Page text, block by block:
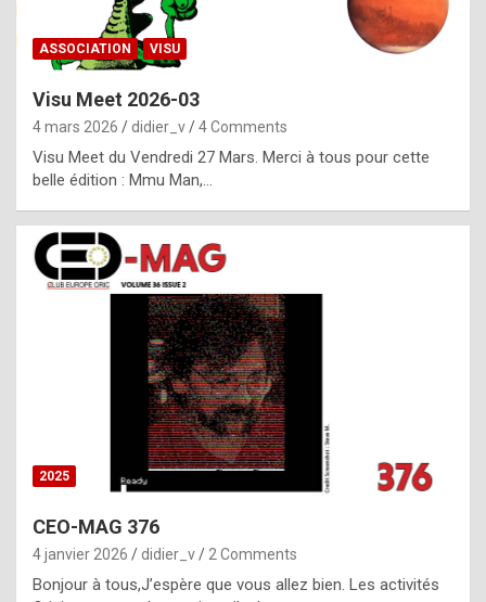
p
l
c
h
i
s
t
o
r
p
e
ASSOCIATION VISU
Visu Meet 2026-03
4 mars 2026 didier_v 4 Comments
Visu Meet du Vendredi 27 Mars. Merci à tous pour cette
belle édition : Mmu Man,…
2025
CEO-MAG 376
4 janvier 2026 didier_v 2 Comments
Bonjour à tous,J’espère que vous allez bien. Les activités